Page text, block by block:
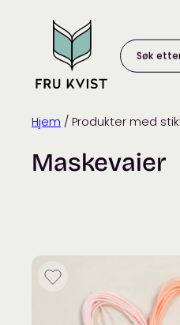
content
etter
produkt:
Hjem / Produkter med
Maskevaier